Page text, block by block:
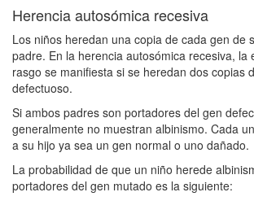
Herencia autosómica recesiva
Los niños heredan una copia de cada gen de
padre. En la herencia autosómica recesiva, la
rasgo se manifiesta si se heredan dos copias
defectuoso.
Si ambos padres son portadores del gen
generalmente no muestran albinismo. Cada
a su hijo ya sea un gen normal o uno dañado.
La probabilidad de que un niño herede
portadores del gen mutado es la siguiente: